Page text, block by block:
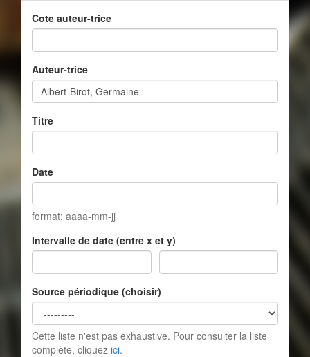
Cote auteur-trice
Auteur-trice
Titre
Date
format: aaaa-mm-jj
Intervalle de date (entre x et y)
-
Source périodique (choisir)
Cette liste n'est pas exhaustive. Pour consulter la liste
complète, cliquez ici.